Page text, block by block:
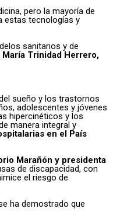
pero la mayoría de
estas tecnologías y
sanitarios y de
María Trinidad Herrero,
sueño y los trastornos
adolescentes y jóvenes
hipercinéticos y los
manera integral y
en el País
Marañón y presidenta
de discapacidad, con
el riesgo de
ha demostrado que